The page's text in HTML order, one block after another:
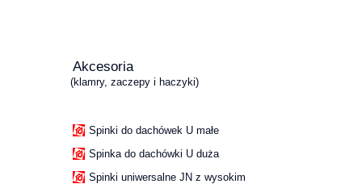
Akcesoria
(klamry, zaczepy i haczyki)
Spinki do dachówek U małe
Spinka do dachówki U duża
Spinki uniwersalne JN z wysokim